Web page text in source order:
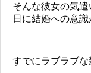
そんな彼女の気
日に結婚への意識
すでにラブラブ